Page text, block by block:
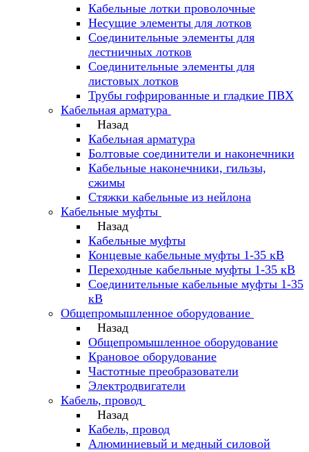
Кабельные лотки проволочные
Несущие элементы для лотков
Соединительные элементы для
лестничных лотков
Соединительные элементы для
листовых лотков
Трубы гофрированные и гладкие ПВХ
Кабельная арматура
Назад
Кабельная арматура
Болтовые соединители и наконечники
Кабельные наконечники, гильзы,
сжимы
Стяжки кабельные из нейлона
Кабельные муфты
Назад
Кабельные муфты
Концевые кабельные муфты 1-35 кВ
Переходные кабельные муфты 1-35 кВ
Соединительные кабельные муфты 1-35
кВ
Общепромышленное оборудование
Назад
Общепромышленное оборудование
Крановое оборудование
Частотные преобразователи
Электродвигатели
Кабель, провод
Назад
Кабель, провод
Алюминиевый и медный силовой